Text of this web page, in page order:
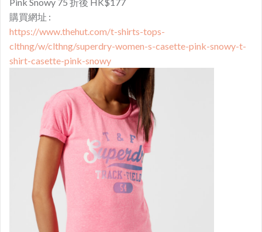
購買網址 :
https://www.thehut.com/t-shirts-tops-
clthng/w/clthng/superdry-women-s-casette-pink-snowy-t-
shirt-casette-pink-snowy